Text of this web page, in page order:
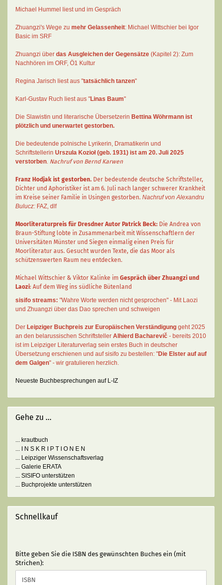
Michael Hummel liest und im Gespräch
Zhuangzi's Wege zu mehr Gelassenheit: Michael Wittschier bei Igor
Basic im SRF
Zhuangzi über das Ausgleichen der Gegensätze (Kapitel 2): Zum
Nachhören im ORF, Ö1 Kultur
Regina Jarisch liest aus "tatsächlich tanzen"
Karl-Gustav Ruch liest aus "Linas Baum"
Die Slawistin und literarische Übersetzerin Bettina Wöhrmann ist
plötzlich und unerwartet gestorben.
Die bedeutende polnische Lyrikerin, Dramatikerin und
Schriftstellerin Urszula Kozioł (geb. 1931) ist am 20. Juli 2025
verstorben. Nachruf von Bernd Karwen
Franz Hodjak ist gestorben. Der bedeutende deutsche Schriftsteller,
Dichter und Aphoristiker ist am 6. Juli nach langer schwerer Krankheit
im Kreise seiner Familie in Usingen gestorben. Nachruf von Alexandru
Bulucz: FAZ, dlf
Moorliteraturpreis für Dresdner Autor Patrick Beck: Die Andrea von
Braun-Stiftung lobte in Zusammenarbeit mit Wissenschaftlern der
Universitäten Münster und Siegen einmalig einen Preis für
Moorliteratur aus. Gesucht wurden Texte, die das Moor als
schützenswerten Raum neu entdecken.
Michael Wittschier & Viktor Kalinke im Gespräch über Zhuangzi und
Laozi: Auf dem Weg ins südliche Bütenland
sisifo streams: "Wahre Worte werden nicht gesprochen" - Mit Laozi
und Zhuangzi über das Dao sprechen und schweigen
Der Leipziger Buchpreis zur Europäischen Verständigung geht 2025
an den belarussischen Schriftsteller Alhierd Bacharevič - bereits 2010
ist im Leipziger Literaturverlag sein erstes Buch in deutscher
Übersetzung erschienen und auf sisifo zu bestellen: "Die Elster auf auf
dem Galgen" - wir gratulieren herzlich.
Neueste Buchbesprechungen auf L-IZ
Gehe zu ...
... krautbuch
... I N S K R I P T I O N E N
... Leipziger Wissenschaftsverlag
... Galerie ERATA
... SISIFO unterstützen
... Buchprojekte unterstützen
Schnellkauf
BITTE
GEBEN
SIE
DIE
Bitte geben Sie die ISBN des gewünschten Buches ein (mit
Strichen):